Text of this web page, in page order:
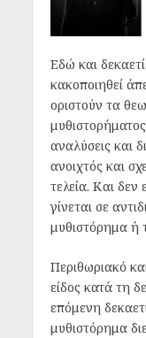
Εδώ και
κακοποιηθεί
οριστούν τα
αναλύσεις και
ανοιχτός και
τελεία. Και δεν
γίνεται σε
μυθιστόρημα ή
Περιθωριακό
είδος κατά τη
επόμενη
μυθιστόρημα